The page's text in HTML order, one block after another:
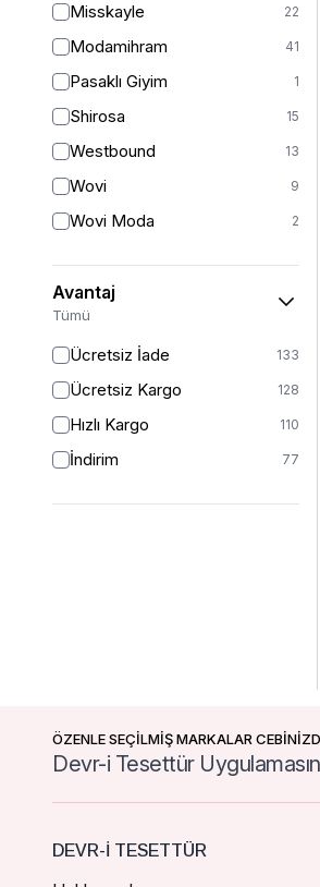
42/44 15
44
46
2 (44-46)
46/48
Misskayle 22
Modamihram 41
Pasaklı Giyim 1
Shirosa 15
Westbound 13
Wovi 9
Wovi Moda 2
Avantaj
Tümü
Ücretsiz İade 133
Ücretsiz Kargo 128
Hızlı Kargo 110
İndirim 77
ÖZENLE SEÇİLMİŞ MARKALAR
Devr-i Tesettür
DEVR-I TESETTÜR